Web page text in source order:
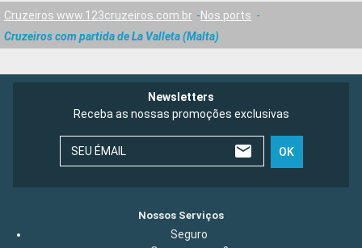
Cruzeiros www.123cruzeiros.com.br
Nos ports
Cruzeiros com partida de La Valleta (Malta)
Newsletters
Receba as nossas promoções exclusivas
SEU ÉMAIL OK
Nossos Serviços
Seguro